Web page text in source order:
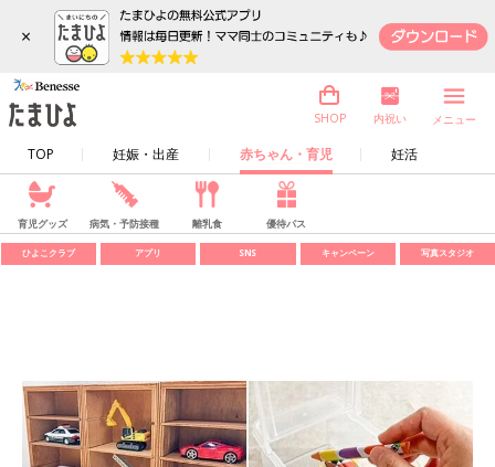
×
TOP 妊娠・出産 赤ちゃん・育児 妊活
SHOP 内祝い メニュー
育児グッズ 病気・予防接種 離乳食 優待パス
ひよこクラブ アプリ SNS キャンペーン 写真スタジオ